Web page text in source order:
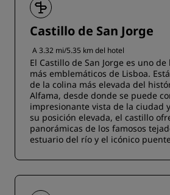
Castillo de San Jorge
A 3.32 mi/5.35 km del hotel
El Castillo de San Jorge es uno
más emblemáticos de Lisboa.
de la colina más elevada del
Alfama, desde donde se puede
impresionante vista de la ciudad
su posición elevada, el castillo
panorámicas de los famosos
estuario del río y el icónico